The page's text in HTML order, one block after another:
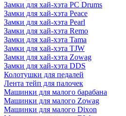
Замки для хай-хэта PC Drums
Замки для хай-хэта Peace
Замки для хай-хэта Pearl
Замки для хай-хэта Remo
Замки для хай-хэта Tama
Замки для хай-хэта TJW
Замки для хай-хэта Zowag
Замки для хай-хэта DDS
Колотушки для педалей
Лента тейп для палочек
Машинки для малого барабана
Машинки для малого Zowag
Машинки для малого Dixon